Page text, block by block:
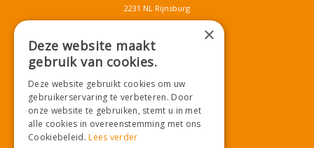
2231 NL Rijnsburg
T.071-4080959
info@tuincentrumdemooij.nl
Download onze App!
×
Deze website maakt
gebruik van cookies.
Deze website gebruikt cookies om uw
gebruikerservaring te verbeteren. Door
onze website te gebruiken, stemt u in met
alle cookies in overeenstemming met ons
Cookiebeleid.Lees verder